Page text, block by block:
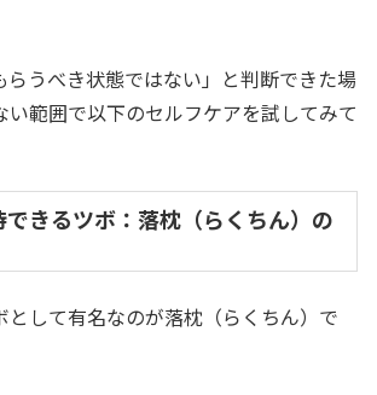
らうべき状態ではない」と判断できた場
い範囲で以下のセルフケアを試してみて
きるツボ：落枕（らくちん）の
として有名なのが落枕（らくちん）で